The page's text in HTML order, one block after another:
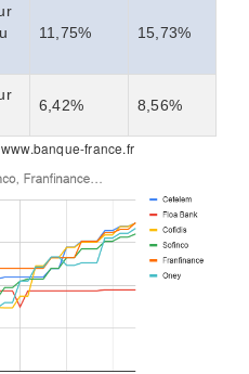
11,75% 15,73%
6,42% 8,56%
france.fr